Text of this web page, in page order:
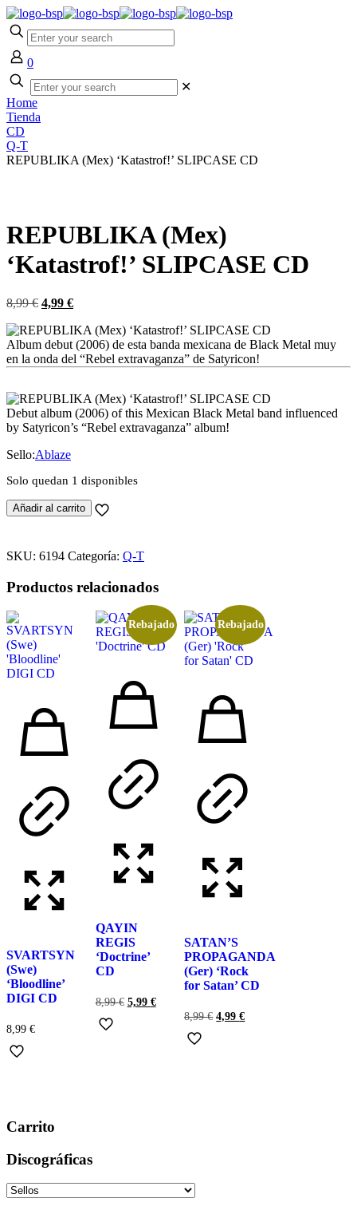
0
✕
Home
Tienda
CD
Q-T
REPUBLIKA (Mex) ‘Katastrof!’ SLIPCASE CD
REPUBLIKA (Mex)
‘Katastrof!’ SLIPCASE CD
8,99€ El
original
era:
8,99 €.
4,99 €El
actual
es:
4,99 €.
Album debut (2006) de esta banda mexicana de Black Metal muy
en la onda del “Rebel extravaganza” de Satyricon!
Debut album (2006) of this Mexican Black Metal band influenced
by Satyricon’s “Rebel extravaganza” album!
Sello:Ablaze
Solo quedan 1 disponibles
REPUBLIKA
(Mex)
SLIPCASE
CD
Añadir al carrito
SKU: 6194 Categoría: Q-T
Productos relacionados
SVARTSYN
(Swe)
‘Bloodline’
DIGI CD
8,99 €
Rebajado
QAYIN
REGIS
‘Doctrine’
CD
8,99€ El
5,99 €El
Rebajado
SATAN’S
PROPAGANDA
(Ger) ‘Rock
for Satan’ CD
8,99€ El
4,99€El
Carrito
Discográficas